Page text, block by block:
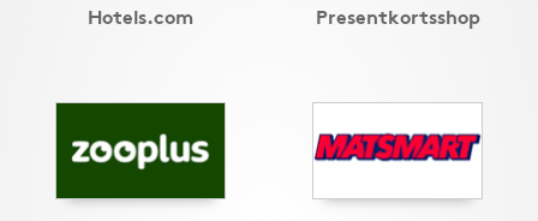
Hotels.com Presentkortsshop